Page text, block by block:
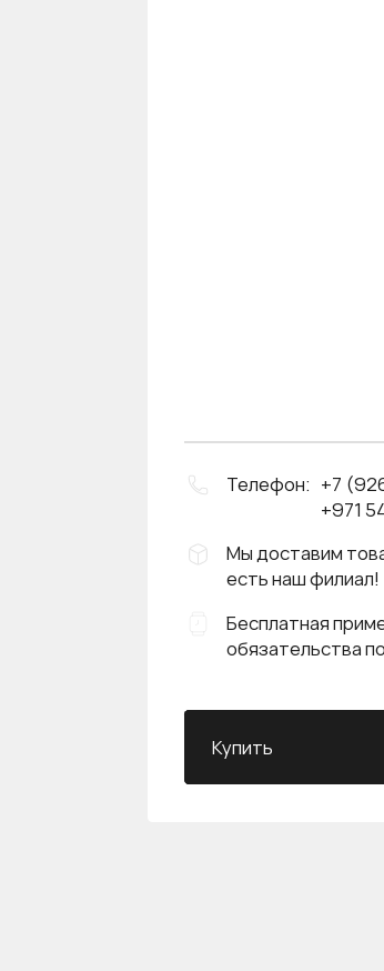
Телефон: +7
+971
Мы доставим
есть наш филиал!
Бесплатная
обязательства
Купить